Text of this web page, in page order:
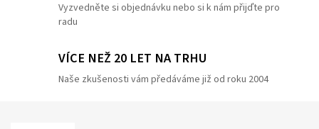
Vyzvedněte si objednávku nebo si k nám přijďte pro
radu
VÍCE NEŽ 20 LET NA TRHU
Naše zkušenosti vám předáváme již od roku 2004